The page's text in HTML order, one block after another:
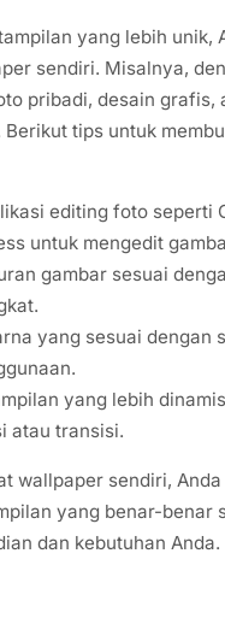
yang lebih unik,
sendiri. Misalnya,
pribadi, desain grafis,
tips untuk
editing foto seperti
untuk mengedit
gambar sesuai
yang sesuai dengan
yang lebih
atau transisi.
wallpaper sendiri, Anda
yang benar-benar
dan kebutuhan Anda.